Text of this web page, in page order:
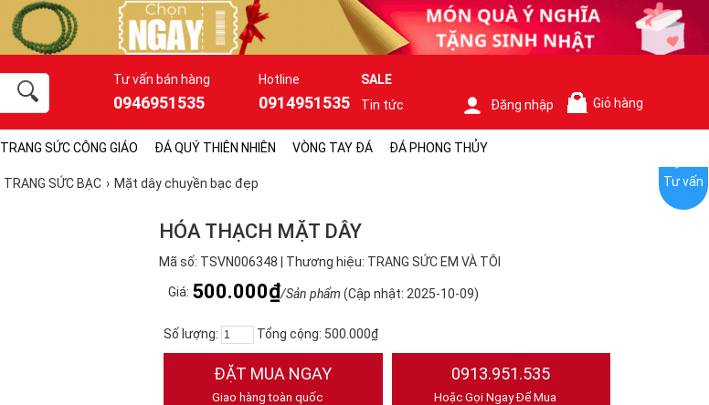
Tư vấn bán hàng
0946951535
Hotline
0914951535
SALE
Tin tức
Đăng nhập Giỏ hàng
TRANG SỨC CÔNG GIÁO ĐÁ QUÝ THIÊN NHIÊN VÒNG TAY ĐÁ ĐÁ PHONG THỦY
TRANG SỨC BẠC Mặt dây chuyền bạc đẹp
HÓA THẠCH MẶT DÂY
Mã số: TSVN006348 | Thương hiệu: TRANG SỨC EM VÀ TÔI
Giá: 500.000₫/Sản phẩm (Cập nhật: 2025-10-09)
Số lượng: Tổng cộng: 500.000₫
ĐẶT MUA NGAY
Giao hàng toàn quốc
0913.951.535
Hoặc Gọi Ngay Để Mua
Tư vấn